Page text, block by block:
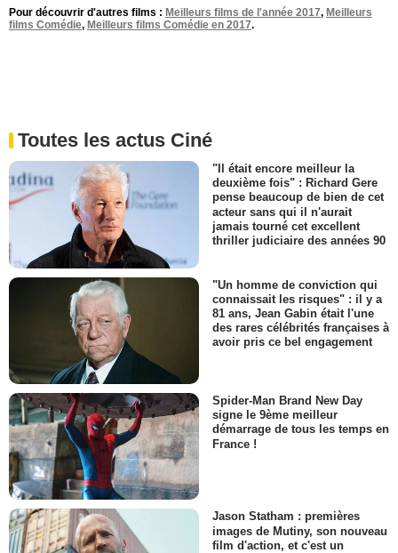
Pour découvrir d'autres films : Meilleurs films de l'année 2017, Meilleurs
films Comédie, Meilleurs films Comédie en 2017.
Toutes les actus Ciné
"Il était encore meilleur la
deuxième fois" : Richard Gere
pense beaucoup de bien de cet
acteur sans qui il n'aurait
jamais tourné cet excellent
thriller judiciaire des années 90
"Un homme de conviction qui
connaissait les risques" : il y a
81 ans, Jean Gabin était l'une
des rares célébrités françaises à
avoir pris ce bel engagement
Spider-Man Brand New Day
signe le 9ème meilleur
démarrage de tous les temps en
France !
Jason Statham : premières
images de Mutiny, son nouveau
film d'action, et c'est un